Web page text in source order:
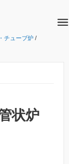
チューブ炉 /
状炉